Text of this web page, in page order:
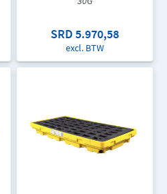
SRD 5.970,58
excl. BTW